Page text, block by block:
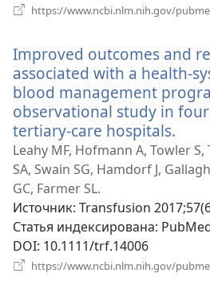
https://www.ncbi.nlm.nih.gov/
Improved outcomes and
associated with a health-
blood management
observational study in
tertiary-care hospitals.
в
Leahy MF, Hofmann A, Towler
SA, Swain SG, Hamdorf J,
GC, Farmer SL.
Источник‎: Transfusion
Статья индексирована‎:
DOI‎: 10.1111/trf.14006
https://www.ncbi.nlm.nih.gov/